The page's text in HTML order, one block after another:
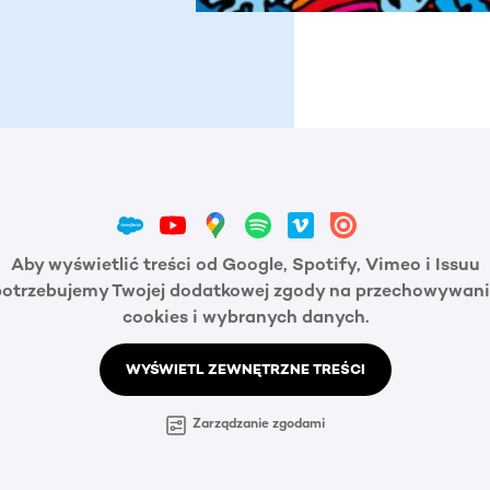
Aby wyświetlić treści od Google, Spotify, Vimeo i Issuu
Twojej dodatkowej zgody na
cookies i wybranych danych.
WYŚWIETL ZEWNĘTRZNE TREŚCI
Zarządzanie zgodami